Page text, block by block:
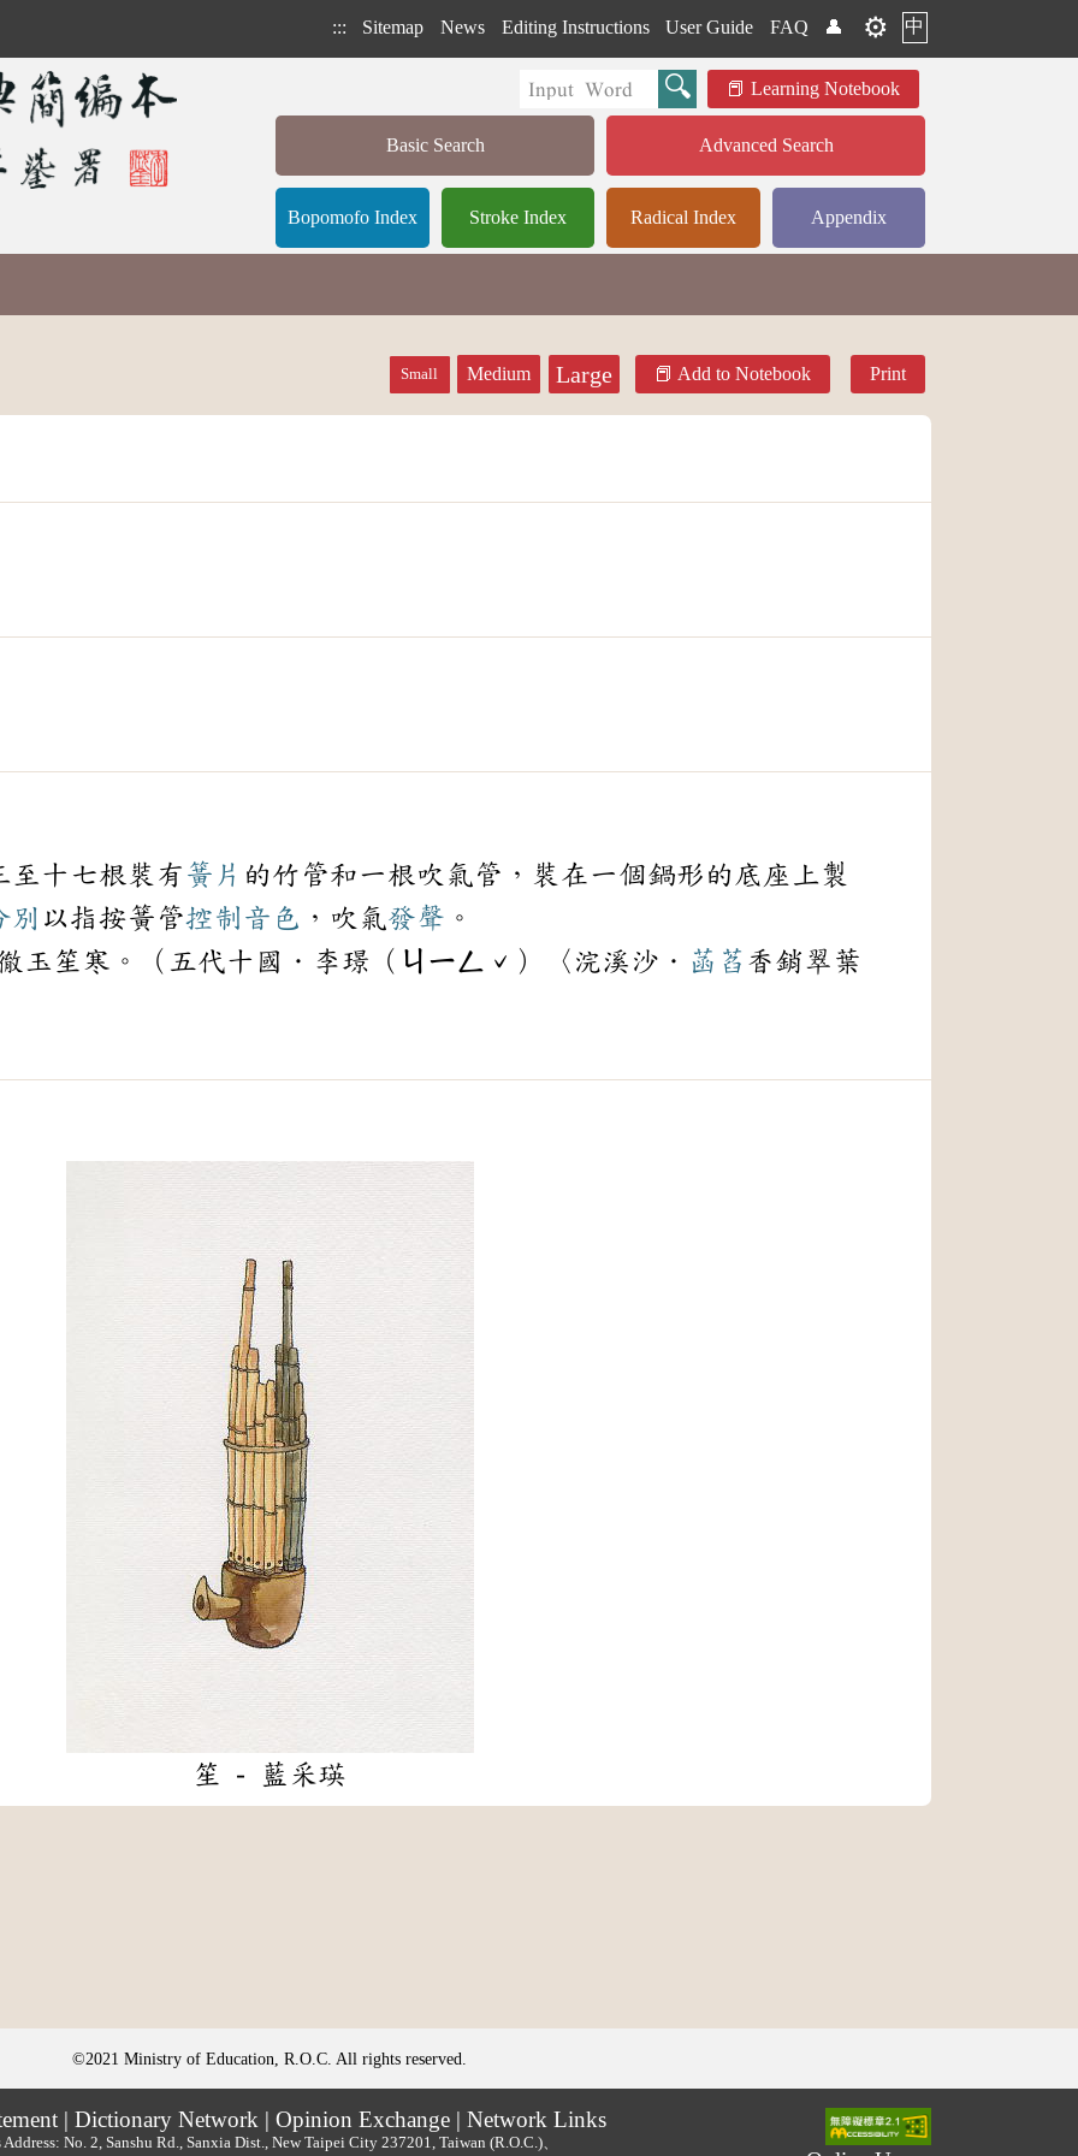
::: Sitemap News Editing Instructions User Guide FAQ 👤 ⚙️ 中
Learning Notebook
Basic Search Advanced Search
Bopomofo Index Stroke Index Radical Index Appendix
Small Medium Large Add to Notebook Print
至十七根裝有 簧片 的竹管和一根吹氣管，裝在一個鍋形的底座上製
別 以指按簧管控制 音色 ，吹氣發聲 。
玉笙寒。（五代十國．李璟（ㄐㄧㄥˇ）〈浣溪沙． 菡萏 香銷翠葉
笙 - 藍采瑛
©2021 Ministry of Education, R.O.C. All rights reserved.
| Dictionary Network | Opinion Exchange | Network Links
No. 2, Sanshu Rd., Sanxia Dist., New Taipei City 237201, Taiwan (R.O.C.)、